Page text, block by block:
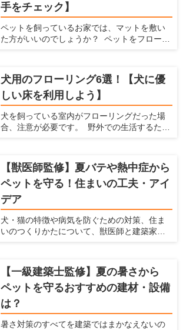
手をチェック】
ペットを飼っているお家では、マットを敷い
た方がいいのでしょうか？ ペットをフローリ
な不都合が出てきます。 そんな時には、マッ
トを敷くことで解決できる場合があります。
ここでは、ペット用のマットを敷いた方がい
い場合と、マットを選ぶ時に注意すべきポイ
ント、おすすめのペット用マットを紹介しま
す。 あらゆるメーカーの商品をチェックして
犬用のフローリング6選！【犬に優
しい床を利用しよう】
犬を飼っている室内がフローリングだった場
合、注意が必要です。 野外での生活するため
は犬の体にダメージを与えますし、将来の病
気を引き起こす可能性もあるのです。 犬を飼
われている愛犬家の方は、犬用のフローリン
グに変えることを検討してみてはいかがで
しょうか。 この記事では、フローリングが犬
に与えるダメージを紹介するとともに、愛犬
家住宅だからこそわかる「犬に優しいフロー
【獣医師監修】夏バテや熱中症から
ペットを守る！住まいの工夫・アイ
デア
犬・猫の特徴や病気を防ぐための対策、住ま
いのつくりかたについて、獣医師と建築家の
【一級建築士監修】夏の暑さから
ペットを守るおすすめの建材・設備
は？
暑さ対策のすべてを建築ではまかなえないの